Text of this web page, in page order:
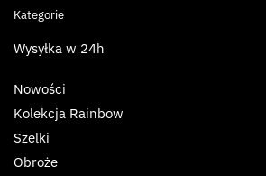
Kategorie
Wysyłka w 24h
Nowości
Kolekcja Rainbow
Szelki
Obroże